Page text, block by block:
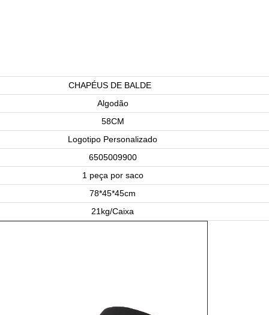
CHAPÉUS DE BALDE
Algodão
58CM
Logotipo Personalizado
6505009900
1 peça por saco
78*45*45cm
21kg/Caixa